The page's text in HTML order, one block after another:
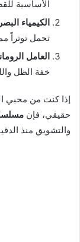
الأساسية
الكيمياء
تحمل توتراً
العامل
خفة الظل
إذا كنت من محبي
حقيقي، فإن
والتشويق منذ